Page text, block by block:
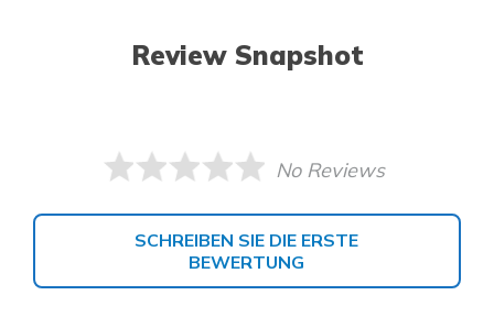
Review Snapshot
No Reviews
SCHREIBEN SIE DIE ERSTE
BEWERTUNG